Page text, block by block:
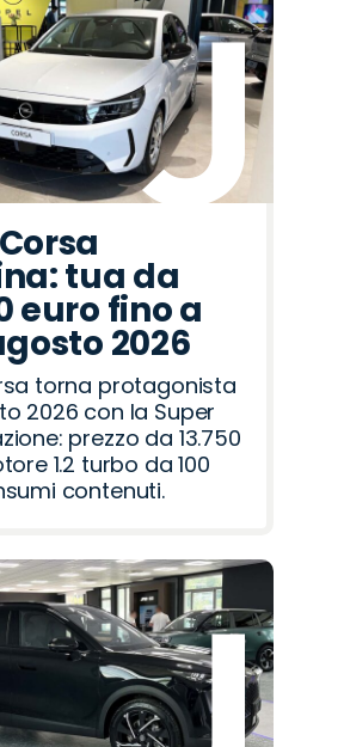
tua da
euro fino a
2026
torna protagonista
2026 con la Super
prezzo da 13.750
1.2 turbo da 100
contenuti.